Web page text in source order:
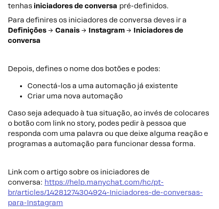
tenhas iniciadores de conversa pré-definidos.
Para definires os iniciadores de conversa deves ir a
Definições → Canais → Instagram → Iniciadores de
conversa
Depois, defines o nome dos botões e podes:
Conectá-los a uma automação já existente
Criar uma nova automação
Caso seja adequado à tua situação, ao invés de colocares
o botão com link no story, podes pedir à pessoa que
responda com uma palavra ou que deixe alguma reação e
programas a automação para funcionar dessa forma.
Link com o artigo sobre os iniciadores de
conversa: https://help.manychat.com/hc/pt-
br/articles/14281274304924-Iniciadores-de-conversas-
para-Instagram